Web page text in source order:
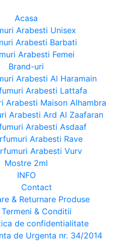
Acasa
Arabesti Unisex
Arabesti Barbati
Arabesti Femei
Brand-uri
Arabesti Al Haramain
Arabesti Lattafa
Arabesti Maison Alhambra
Arabesti Ard Al Zaafaran
Arabesti Asdaaf
Arabesti Rave
Arabesti Vurv
Mostre 2ml
INFO
Contact
& Returnare Produse
Termeni & Conditii
de confidentialitate
de Urgenta nr. 34/2014